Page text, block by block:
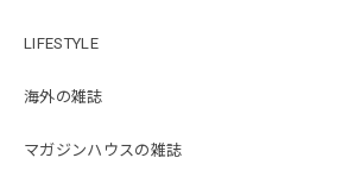
LIFESTYLE
海外の雑誌
マガジンハウスの雑誌